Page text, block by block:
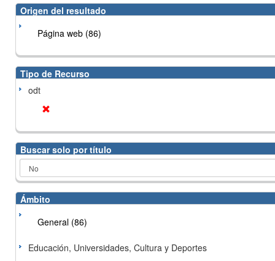
Origen del resultado
Página web (86)
Tipo de Recurso
odt
Buscar solo por título
Ámbito
General (86)
Educación, Universidades, Cultura y Deportes